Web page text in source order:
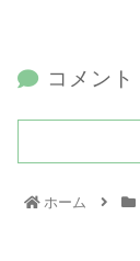
コメント
ホーム